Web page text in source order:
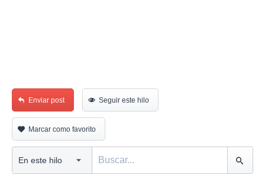
Enviar post Seguir este hilo
Marcar como favorito